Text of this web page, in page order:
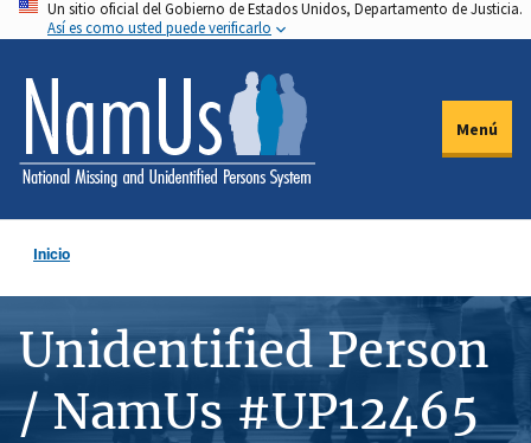
Pasar
al
contenido
principal
Un sitio oficial del Gobierno de Estados Unidos, Departamento de Justicia.
Así es como usted puede verificarlo
Menú
Inicio
Unidentified Person
/ NamUs #UP12465